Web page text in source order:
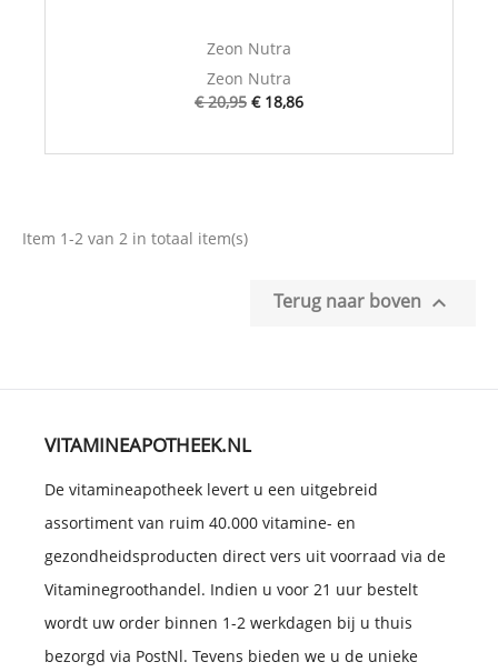
Zeon Nutra
Zeon Nutra
€ 20,95 € 18,86
Item 1-2 van 2 in totaal item(s)
Terug naar boven 
VITAMINEAPOTHEEK.NL
De vitamineapotheek levert u een uitgebreid
assortiment van ruim 40.000 vitamine- en
gezondheidsproducten direct vers uit voorraad via de
Vitaminegroothandel. Indien u voor 21 uur bestelt
wordt uw order binnen 1-2 werkdagen bij u thuis
bezorgd via PostNl. Tevens bieden we u de unieke